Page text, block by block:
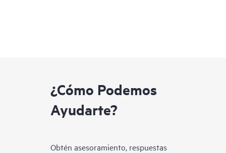
¿Cómo Podemos
Ayudarte?
Obtén asesoramiento, respuestas